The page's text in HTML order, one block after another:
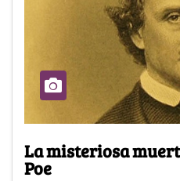
La misteriosa
Poe